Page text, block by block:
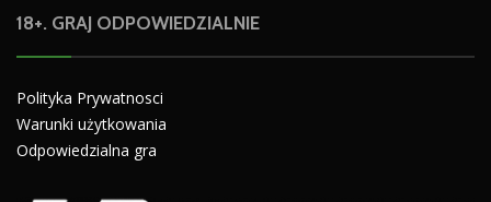
18+. GRAJ ODPOWIEDZIALNIE
Polityka Prywatnosci
Warunki użytkowania
Odpowiedzialna gra